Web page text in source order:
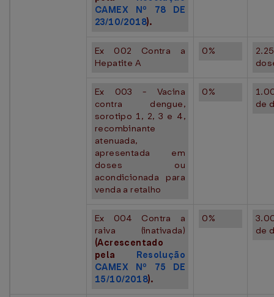
CAMEX Nº 78 DE
23/10/2018).
Ex 002 Contra a
Hepatite A
0%
Ex 003 - Vacina
contra dengue,
sorotipo 1, 2, 3 e 4,
recombinante
atenuada,
apresentada em
doses ou
acondicionada para
venda a retalho
0%
de
Ex 004 Contra a
raiva (inativada)
(Acrescentado
pela Resolução
CAMEX Nº 75 DE
15/10/2018).
0%
de